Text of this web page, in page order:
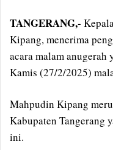
TANGERANG,-
Kipang, menerima
acara malam anugerah
Kamis (27/2/2025)
Mahpudin Kipang
Kabupaten Tangerang
ini.